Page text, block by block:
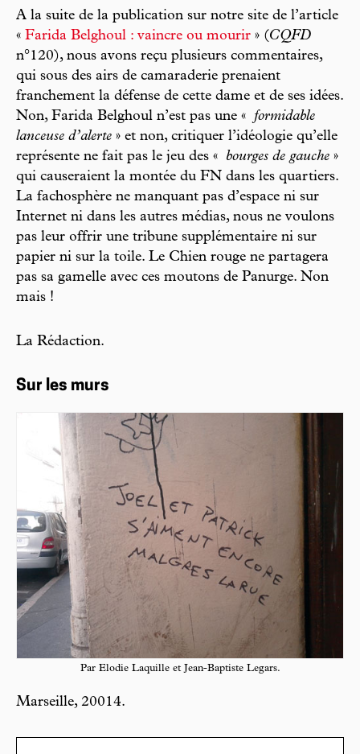
A la suite de la publication sur notre site de l’article
« Farida Belghoul : vaincre ou mourir » (CQFD
n°120), nous avons reçu plusieurs commentaires,
qui sous des airs de camaraderie prenaient
franchement la défense de cette dame et de ses idées.
Non, Farida Belghoul n’est pas une «
formidable
lanceuse d’alerte » et non, critiquer l’idéologie qu’elle
représente ne fait pas le jeu des «
bourges de gauche »
qui causeraient la montée du FN dans les quartiers.
La fachosphère ne manquant pas d’espace ni sur
Internet ni dans les autres médias, nous ne voulons
pas leur offrir une tribune supplémentaire ni sur
papier ni sur la toile. Le Chien rouge ne partagera
pas sa gamelle avec ces moutons de Panurge. Non
mais !
La Rédaction.
Sur les murs
Par Elodie Laquille et Jean-Baptiste Legars.
Marseille, 20014.